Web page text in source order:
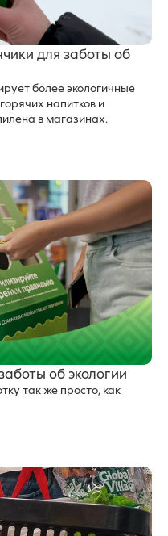
для заботы об
более экологичные
напитков и
в магазинах.
об экологии
так же просто, как